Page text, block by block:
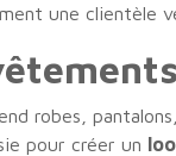
une clientèle
robes,
pour créer un